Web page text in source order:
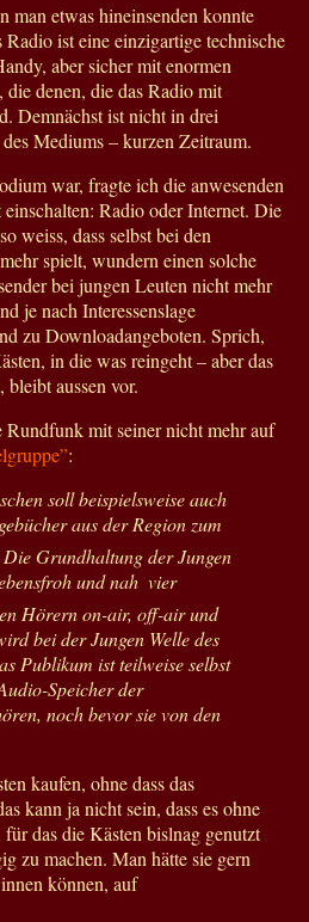
man etwas hineinsenden konnte
ist eine einzigartige technische
aber sicher mit enormen
denen, die das Radio mit
Demnächst ist nicht in drei
Mediums – kurzen Zeitraum.
war, fragte ich die anwesenden
Radio oder Internet. Die
weiss, dass selbst bei den
spielt, wundern einen solche
bei jungen Leuten nicht mehr
je nach Interessenslage
zu Downloadangeboten. Sprich,
in die was reingeht – aber das
aussen vor.
mit seiner nicht mehr auf
:
soll beispielsweise auch
aus der Region zum
Grundhaltung der Jungen
und nah  vier
Hörern on-air, off-air und
bei der Jungen Welle des
Publikum ist teilweise selbst
Speicher der
noch bevor sie von den
kaufen, ohne dass das
kann ja nicht sein, dass es ohne
das die Kästen bislnag genutzt
zu machen. Man hätte sie gern
können, auf